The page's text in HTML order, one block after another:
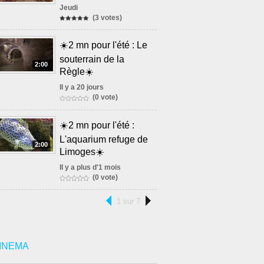
Jeudi
(3 votes)
2:00
☀️2 mn pour l'été : Le
souterrain de la
Règle☀️
Il y a 20 jours
(0 vote)
2:00
☀️2 mn pour l'été :
L'aquarium refuge de
Limoges☀️
Il y a plus d'1 mois
(0 vote)
1 sur 7